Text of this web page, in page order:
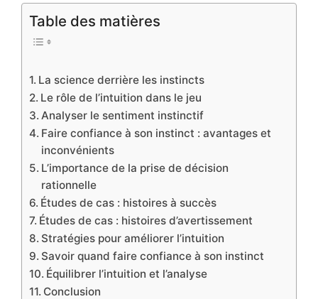
Table des matières
La science derrière les instincts
Le rôle de l’intuition dans le jeu
Analyser le sentiment instinctif
Faire confiance à son instinct : avantages et
inconvénients
L’importance de la prise de décision
rationnelle
Études de cas : histoires à succès
Études de cas : histoires d’avertissement
Stratégies pour améliorer l’intuition
Savoir quand faire confiance à son instinct
Équilibrer l’intuition et l’analyse
Conclusion